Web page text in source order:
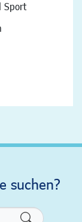
Sport
suchen?